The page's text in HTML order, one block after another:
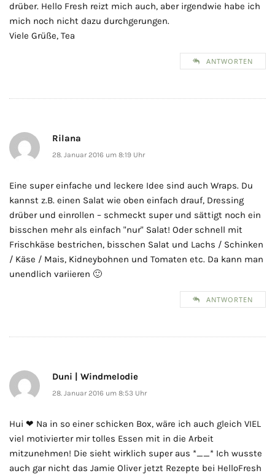
drüber. Hello Fresh reizt mich auch, aber irgendwie habe ich
mich noch nicht dazu durchgerungen.
Viele Grüße, Tea
ANTWORTEN
Rilana
28. Januar 2016 um 8:19 Uhr
Eine super einfache und leckere Idee sind auch Wraps. Du
kannst z.B. einen Salat wie oben einfach drauf, Dressing
drüber und einrollen – schmeckt super und sättigt noch ein
bisschen mehr als einfach "nur" Salat! Oder schnell mit
Frischkäse bestrichen, bisschen Salat und Lachs / Schinken
/ Käse / Mais, Kidneybohnen und Tomaten etc. Da kann man
unendlich variieren 🙂
ANTWORTEN
Duni | Windmelodie
28. Januar 2016 um 8:53 Uhr
Hui ❤ Na in so einer schicken Box, wäre ich auch gleich VIEL
viel motivierter mir tolles Essen mit in die Arbeit
mitzunehmen! Die sieht wirklich super aus *__* Ich wusste
auch gar nicht das Jamie Oliver jetzt Rezepte bei HelloFresh